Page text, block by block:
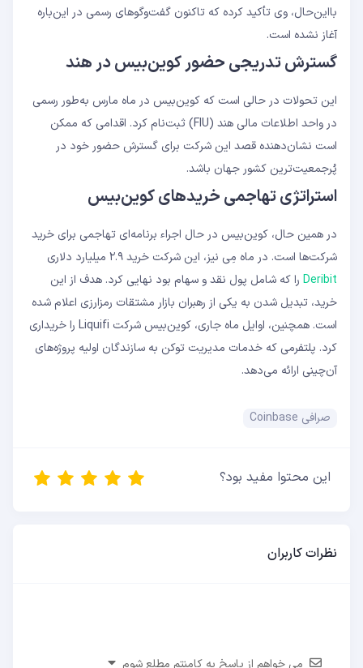
بااین‌حال، وی تأکید کرده که تاکنون گفت‌وگوهای رسمی در این‌باره
آغاز نشده است.
گسترش تدریجی حضور کوین‌بیس در هند
این تحولات در حالی است که کوین‌بیس در ماه مارس به‌طور رسمی
در واحد اطلاعات مالی هند (FIU) ثبت‌نام کرد. اقدامی که ممکن
است نشان‌دهنده قصد این شرکت برای گسترش حضور خود در
پُرجمعیت‌ترین کشور جهان باشد.
استراتژی تهاجمی خریدهای کوین‌بیس
در همین حال، کوین‌بیس در حال اجراء برنامه‌ای تهاجمی برای خرید
شرکت‌ها است. در ماه مِی نیز، این شرکت خرید ۲.۹ میلیارد دلاری
Deribit را که شامل پول نقد و سهام بود نهایی کرد. هدف از این
خرید، تبدیل شدن به یکی از رهبران بازار مشتقات رمزارزی اعلام شده
است. همچنین، اوایل ماه جاری، کوین‌بیس شرکت Liquifi را خریداری
کرد. پلتفرمی که خدمات مدیریت توکن به سازندگان اولیه پروژه‌های
آن‌چینی ارائه می‌دهد.
صرافی Coinbase
این محتوا مفید بود؟
نظرات کاربران
می خواهم از پاسخ به کامنتم مطلع شوم